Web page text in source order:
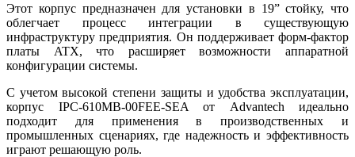
Этот корпус предназначен для установки в 19” стойку, что
облегчает процесс интеграции в существующую
инфраструктуру предприятия. Он поддерживает форм-фактор
платы ATX, что расширяет возможности аппаратной
конфигурации системы.
С учетом высокой степени защиты и удобства эксплуатации,
корпус IPC-610MB-00FEE-SEA от Advantech идеально
подходит для применения в производственных и
промышленных сценариях, где надежность и эффективность
играют решающую роль.